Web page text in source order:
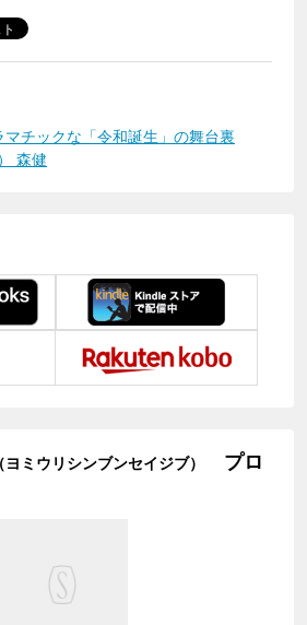
チックな「令和誕生」の舞台裏
森健
（ヨミウリシンブンセイジブ）
プロ